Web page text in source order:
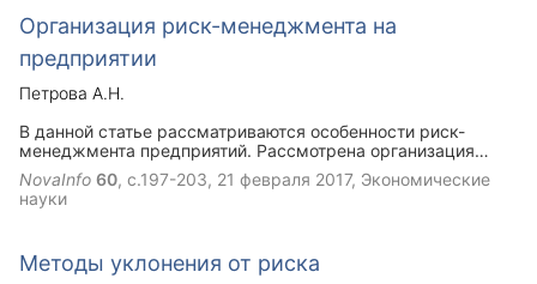
к владельцу жилой собственности вне зависимости от
Организация риск-менеджмента на
предприятии
Петрова А.Н.
В данной статье рассматриваются особенности риск-
менеджмента предприятий. Рассмотрена организация
риск-менеджмента в компании, а также эвристические
методы при управлении рисками. Сделан вывод, что
наиболее эффективной является система «активного риск-
NovaInfo 60, с.197-203, 21 февраля 2017, Экономические
науки
Методы уклонения от риска